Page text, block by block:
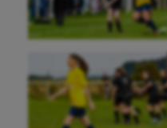
Auto
Aviron
Balle à la main
Ballon au poing